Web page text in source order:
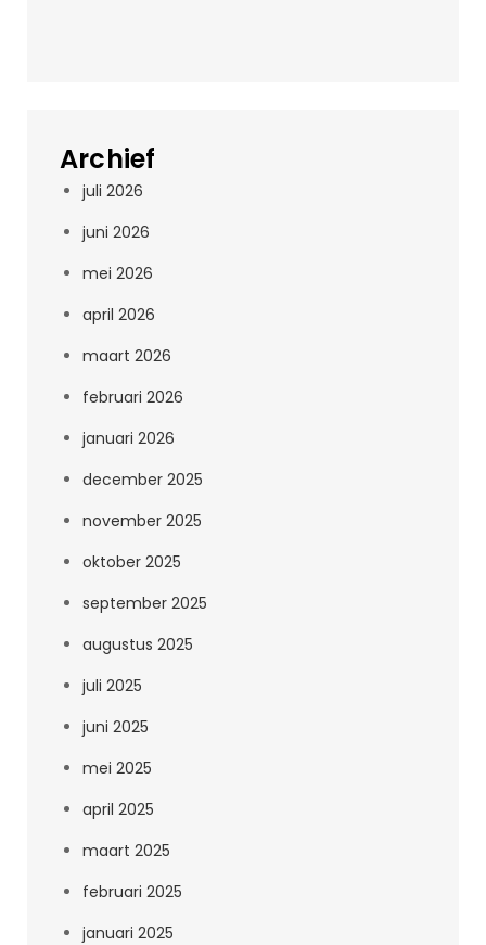
Archief
juli 2026
juni 2026
mei 2026
april 2026
maart 2026
februari 2026
januari 2026
december 2025
november 2025
oktober 2025
september 2025
augustus 2025
juli 2025
juni 2025
mei 2025
april 2025
maart 2025
februari 2025
januari 2025